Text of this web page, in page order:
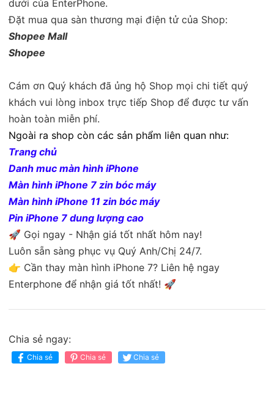
dưới của EnterPhone.
Đặt mua qua sàn thương mại điện tử của Shop:
Shopee Mall
Shopee
Cám ơn Quý khách đã ủng hộ Shop mọi chi tiết quý
khách vui lòng inbox trực tiếp Shop để được tư vấn
hoàn toàn miễn phí.
Ngoài ra shop còn các sản phẩm liên quan như:
Trang chủ
Danh muc màn hình iPhone
Màn hình iPhone 7 zin bóc máy
Màn hình iPhone 11 zin bóc máy
Pin iPhone 7 dung lượng cao
🚀 Gọi ngay - Nhận giá tốt nhất hôm nay!
Luôn sẵn sàng phục vụ Quý Anh/Chị 24/7.
👉 Cần thay màn hình iPhone 7? Liên hệ ngay
Enterphone để nhận giá tốt nhất! 🚀
Chia sẻ ngay:
Chia sẻ Chia sẻ Chia sẻ